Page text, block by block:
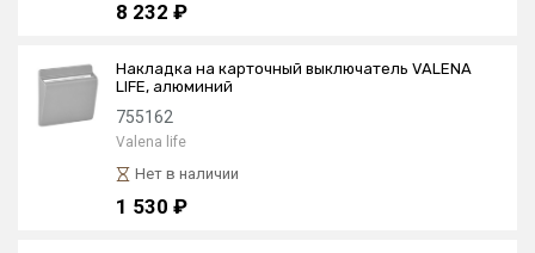
8 232 ₽
Накладка на карточный выключатель VALENA
LIFE, алюминий
755162
Valena life
Нет в наличии
1 530 ₽